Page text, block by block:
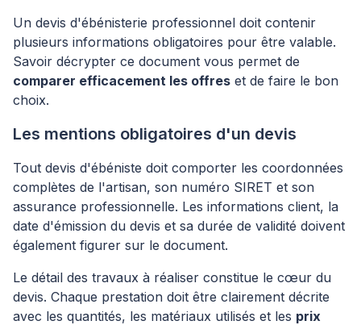
Un devis d'ébénisterie professionnel doit contenir
plusieurs informations obligatoires pour être valable.
Savoir décrypter ce document vous permet de
comparer efficacement les offres et de faire le bon
choix.
Les mentions obligatoires d'un devis
Tout devis d'ébéniste doit comporter les coordonnées
complètes de l'artisan, son numéro SIRET et son
assurance professionnelle. Les informations client, la
date d'émission du devis et sa durée de validité doivent
également figurer sur le document.
Le détail des travaux à réaliser constitue le cœur du
devis. Chaque prestation doit être clairement décrite
avec les quantités, les matériaux utilisés et les prix